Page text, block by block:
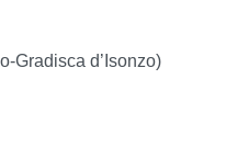
Gradisca d’Isonzo)